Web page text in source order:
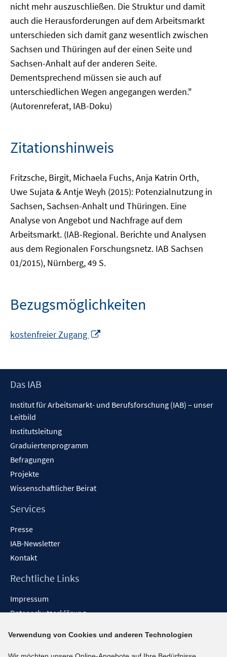
nicht mehr auszuschließen. Die Struktur und damit
auch die Herausforderungen auf dem Arbeitsmarkt
unterschieden sich damit ganz wesentlich zwischen
Sachsen und Thüringen auf der einen Seite und
Sachsen-Anhalt auf der anderen Seite.
Dementsprechend müssen sie auch auf
unterschiedlichen Wegen angegangen werden."
(Autorenreferat, IAB-Doku)
Zitationshinweis
Fritzsche, Birgit, Michaela Fuchs, Anja Katrin Orth,
Uwe Sujata & Antje Weyh (2015): Potenzialnutzung in
Sachsen, Sachsen-Anhalt und Thüringen. Eine
Analyse von Angebot und Nachfrage auf dem
Arbeitsmarkt. (IAB-Regional. Berichte und Analysen
aus dem Regionalen Forschungsnetz. IAB Sachsen
01/2015), Nürnberg, 49 S.
Bezugsmöglichkeiten
kostenfreier Zugang
öffnen
Footer
Das IAB
Institut für Arbeitsmarkt- und Berufsforschung (IAB) – unser
Leitbild
Institutsleitung
Graduiertenprogramm
Befragungen
Projekte
Wissenschaftlicher Beirat
Services
Presse
IAB-Newsletter
Kontakt
Rechtliche Links
Impressum
Datenschutzerklärung
Barrieren melden
Verwendung von Cookies und anderen Technologien